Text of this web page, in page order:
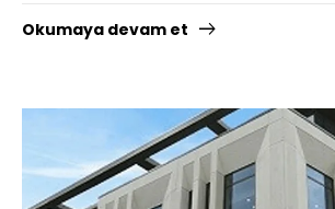
Okumaya devam et